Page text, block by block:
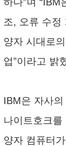
조, 오류 수정
양자 시대로
업”이라고 밝
IBM은 자사
나이트호크
양자 컴퓨터